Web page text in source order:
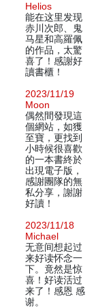
Helios
能在这里发现
赤川次郎、鬼
马星和高羅佩
的作品，太驚
喜了！感謝好
讀書櫃！
2023/11/19
Moon
偶然間發現這
個網站，如獲
至寶，更找到
小時候很喜歡
的一本書終於
出現電子版，
感謝團隊的無
私分享，謝謝
好讀！
2023/11/18
Michael
无意间想起过
来好读怀念一
下。竟然是惊
喜！好读活过
来了！感恩 感
谢。